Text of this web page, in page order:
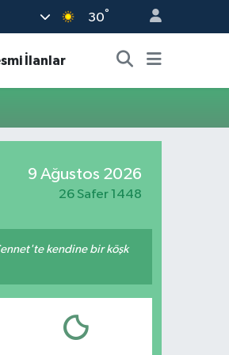
30°
İlanlar
9 Ağustos 2026
26 Safer 1448
kendine bir köşk